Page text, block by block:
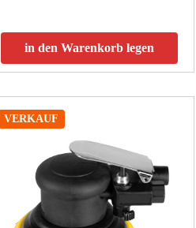
in den Warenkorb legen
VERKAUF